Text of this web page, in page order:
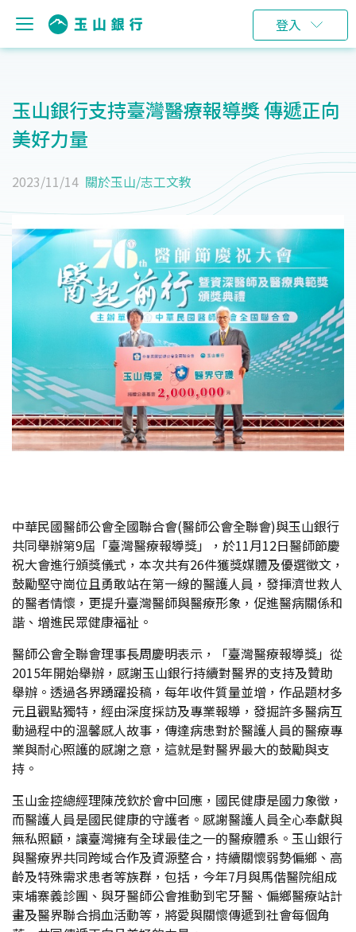
登入
玉山銀行支持臺灣醫療報導獎 傳遞正向
美好力量
2023/11/14 關於玉山/志工文教
中華民國醫師公會全國聯合會(醫師公會全聯會)與玉山銀行
共同舉辦第9屆「臺灣醫療報導獎」，於11月12日醫師節慶
祝大會進行頒獎儀式，本次共有26件獲獎媒體及優選徵文，
鼓勵堅守崗位且勇敢站在第一線的醫護人員，發揮濟世救人
的醫者情懷，更提升臺灣醫師與醫療形象，促進醫病關係和
諧、增進民眾健康福祉。
醫師公會全聯會理事長周慶明表示，「臺灣醫療報導獎」從
2015年開始舉辦，感謝玉山銀行持續對醫界的支持及贊助
舉辦。透過各界踴躍投稿，每年收件質量並增，作品題材多
元且觀點獨特，經由深度採訪及專業報導，發掘許多醫病互
動過程中的溫馨感人故事，傳達病患對於醫護人員的醫療專
業與耐心照護的感謝之意，這就是對醫界最大的鼓勵與支
持。
玉山金控總經理陳茂欽於會中回應，國民健康是國力象徵，
而醫護人員是國民健康的守護者。感謝醫護人員全心奉獻與
無私照顧，讓臺灣擁有全球最佳之一的醫療體系。玉山銀行
與醫療界共同跨域合作及資源整合，持續關懷弱勢偏鄉、高
齡及特殊需求患者等族群，包括，今年7月與馬偕醫院組成
柬埔寨義診團、與牙醫師公會推動到宅牙醫、偏鄉醫療站計
畫及醫界聯合捐血活動等，將愛與關懷傳遞到社會每個角